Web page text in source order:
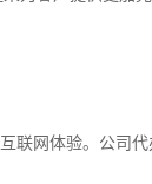
联网体验。公司